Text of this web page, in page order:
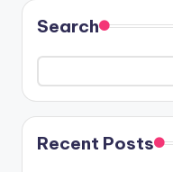
Search
Recent Posts